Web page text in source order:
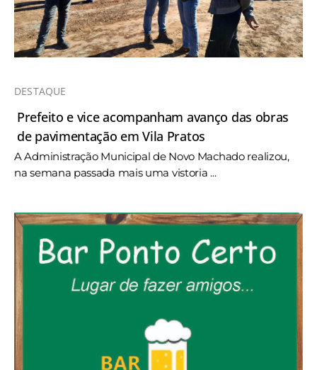
DESTAQUE
Prefeito e vice acompanham avanço das obras
de pavimentação em Vila Pratos
A Administração Municipal de Novo Machado realizou,
na semana passada mais uma vistoria ...